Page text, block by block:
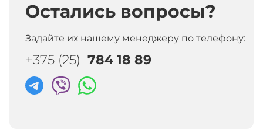
Остались вопросы?
Задайте их нашему менеджеру по телефону:
+375 (25) 784 18 89